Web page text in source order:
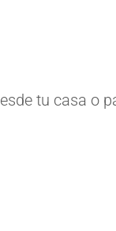
tu casa o